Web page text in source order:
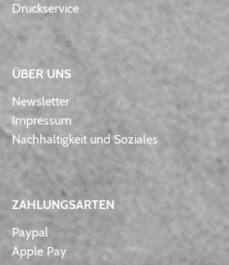
Druckservice
ÜBER UNS
Newsletter
Impressum
Nachhaltigkeit und Soziales
ZAHLUNGSARTEN
Paypal
Apple Pay